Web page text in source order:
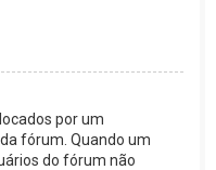
por um
fórum. Quando um
do fórum não